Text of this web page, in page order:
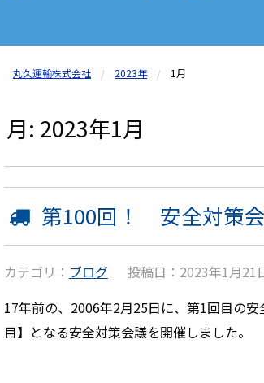
丸久運輸株式会社 2023年 1月
月: 2023年1月
第100回！ 安全対策
カテゴリ： ブログ投稿日：2023年1月21
17年前の、2006年2月25日に、第1回目の
目】となる安全対策会議を開催しました。